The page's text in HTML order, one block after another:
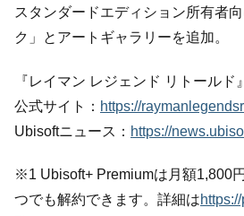
スタンダードエディション所有者
ク」とアートギャラリーを追加。
『レイマン レジェンド リトールド
公式サイト： https://
Ubisoftニュース： https://
※1 Ubisoft+ Premiumは月額1,800
つでも解約できます。詳細は